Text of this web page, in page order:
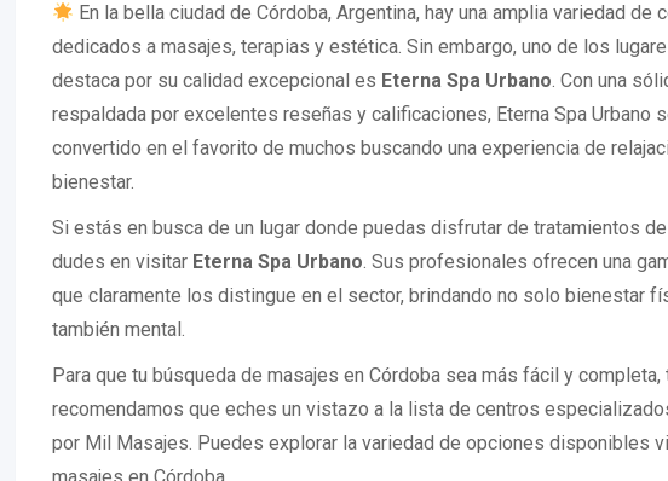
En la bella ciudad de Córdoba, Argentina, hay una amplia variedad de
dedicados a masajes, terapias y estética. Sin embargo, uno de los
destaca por su calidad excepcional es Eterna Spa Urbano. Con una
respaldada por excelentes reseñas y calificaciones, Eterna Spa Urbano
convertido en el favorito de muchos buscando una experiencia de
bienestar.
Si estás en busca de un lugar donde puedas disfrutar de tratamientos de
dudes en visitar Eterna Spa Urbano. Sus profesionales ofrecen una
que claramente los distingue en el sector, brindando no solo bienestar
también mental.
Para que tu búsqueda de masajes en Córdoba sea más fácil y completa,
recomendamos que eches un vistazo a la lista de centros
por Mil Masajes. Puedes explorar la variedad de opciones disponibles